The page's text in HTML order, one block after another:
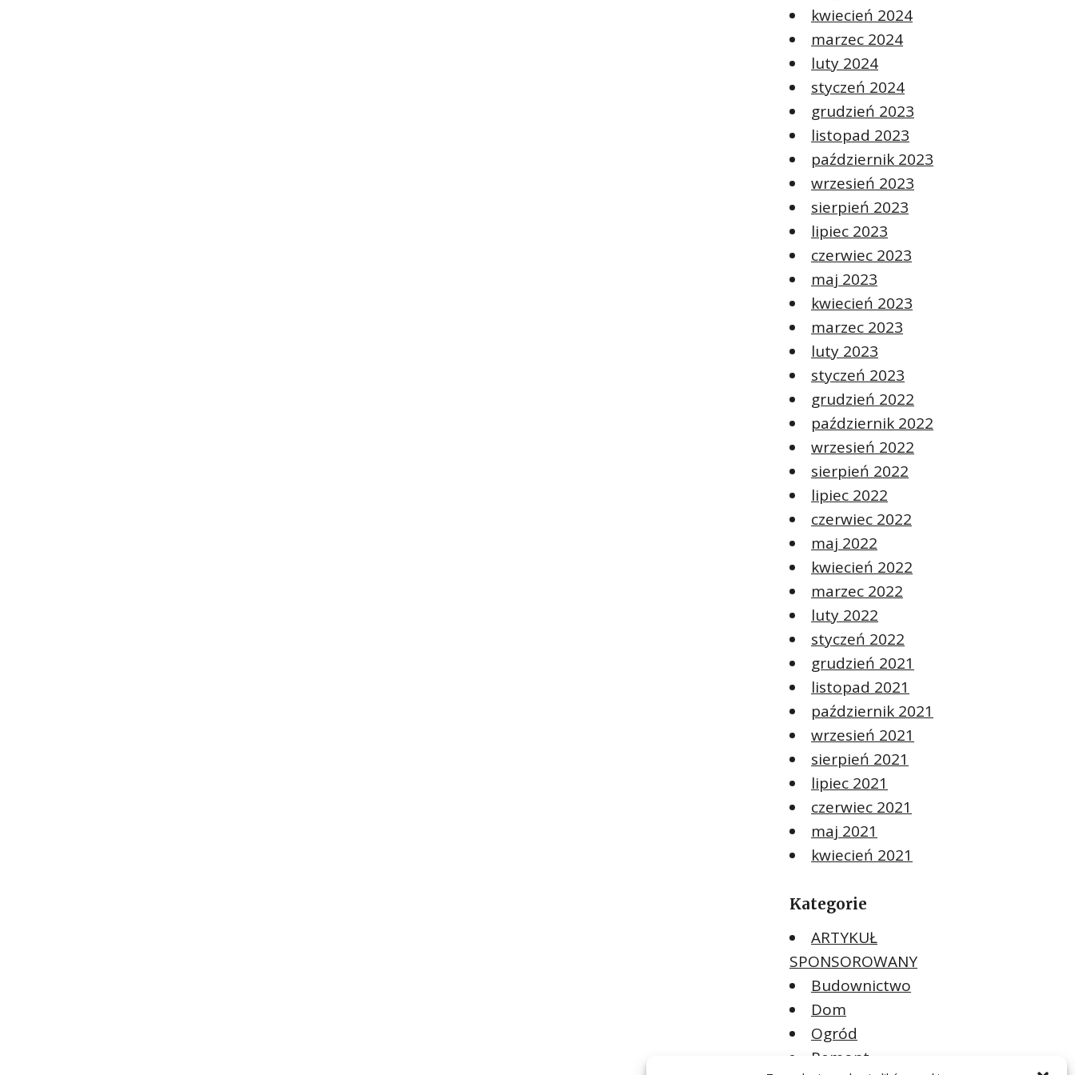
kwiecień 2024
marzec 2024
luty 2024
styczeń 2024
grudzień 2023
listopad 2023
październik 2023
wrzesień 2023
sierpień 2023
lipiec 2023
czerwiec 2023
maj 2023
kwiecień 2023
marzec 2023
luty 2023
styczeń 2023
grudzień 2022
październik 2022
wrzesień 2022
sierpień 2022
lipiec 2022
czerwiec 2022
maj 2022
kwiecień 2022
marzec 2022
luty 2022
styczeń 2022
grudzień 2021
listopad 2021
październik 2021
wrzesień 2021
sierpień 2021
lipiec 2021
czerwiec 2021
maj 2021
kwiecień 2021
Kategorie
ARTYKUŁ
SPONSOROWANY
Budownictwo
Dom
Ogród
Remont